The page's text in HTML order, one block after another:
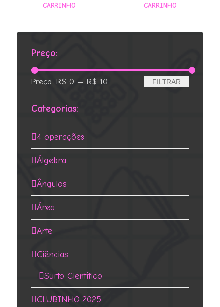
Preço:
Preço
Preço
FILTRAR
Preço: R$ 0 — R$ 10
Categorias:
4 operações
Álgebra
Ângulos
Área
Arte
Ciências
Surto Científico
CLUBINHO 2025
CARRINHO
CARRINHO